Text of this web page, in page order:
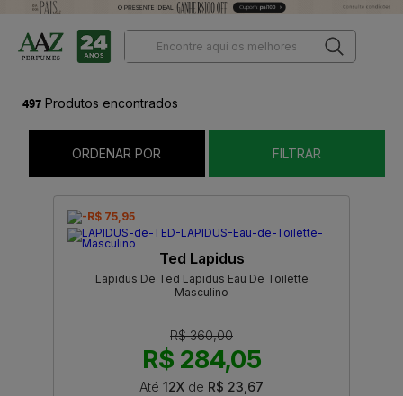
497 Produtos encontrados
ORDENAR POR FILTRAR
-R$ 75,95
Ted Lapidus
Lapidus De Ted Lapidus Eau De Toilette
Masculino
R$ 360,00
R$ 284,05
Até 12X de R$ 23,67